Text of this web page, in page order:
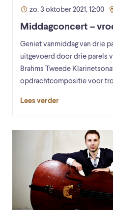
zo. 3 oktober 2021, 12:00
Middagconcert –
Geniet vanmiddag van drie
uitgevoerd door drie parels
Brahms Tweede
opdrachtcompositie voor
Lees verder